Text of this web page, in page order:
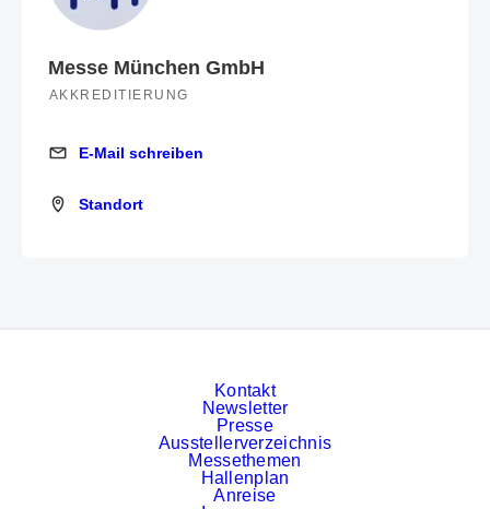
Messe München GmbH
AKKREDITIERUNG
E-Mail schreiben
E-Mail schreiben
Standort
Standort
Kontakt
Newsletter
Presse
Ausstellerverzeichnis
Messethemen
Hallenplan
Anreise